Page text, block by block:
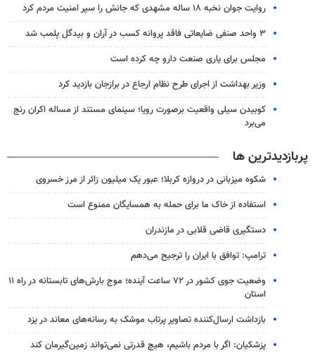
روایت جوان نخبه ۱۸ ساله مشهدی که جانش را سپر امنیت مردم کرد
۳ واحد صنفی ضایعاتی فاقد پروانه کسب در آران و بیدگل پلمب شد
مجلس برای یاری صنعت دارو چه کرده است
وزیر بهداشت از اجرای طرح نظام ارجاع در برازجان بازدید کرد
کوبیدن سیلی واقعیت برصورت رویا؛ سینمای مستند از مساله اکران رنج
می‌برد
پربازدیدترین ها
شکوه میزبانی در دروازه کربلا؛ عبور یک میلیون زائر از مرز خسروی
استفاده از خاک ما برای حمله به همسایگان ممنوع است
دستگیری قاضی قلابی در مازندران
ترامپ: توافق با ایران را ترجیح می‌دهم
وضعیت جوی کشور در ۷۲ ساعت آینده؛ موج بارش‌های تابستانه در راه ۱۱
استان
بازداشت ارسال‌کننده تصاویر پرتاب موشک به رسانه‌های معاند در یزد
پزشکیان: اگر با مردم باشیم، هیچ قدرتی نمی‌تواند زمین‌گیرمان کند